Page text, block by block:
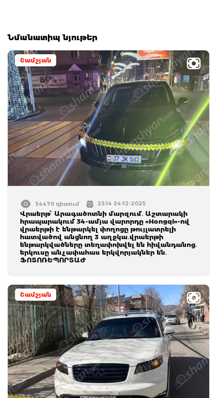
Նմանատիպ նյութեր
Շամշյան
54470 դիտում 23:14 24-12-2025
Վրաերթ՝ Արագածոտնի մարզում․ Աշտարակի
հրապարակում 34-ամյա վարորդը «Hongqi»-ով
վրաերթի է ենթարկել փողոցը թույլատրելի
հատվածով անցնող 3 աղջկա․վրաերթի
ենթարկվածները տեղափոխվել են հիվանդանոց․
երկուսը անչափահաս երկվորյակներ են․
ՖՈՏՈՌԵՊՈՐՏԱԺ
Շամշյան